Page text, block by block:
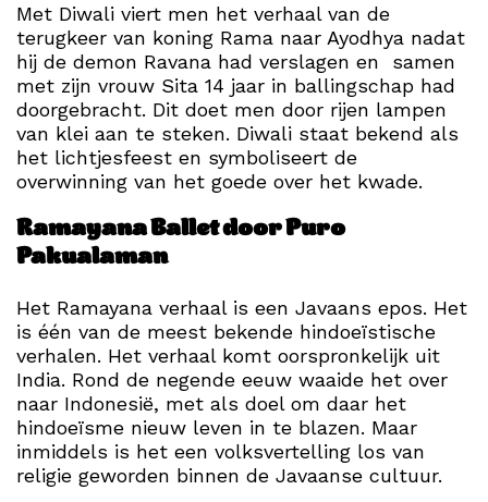
Met Diwali viert men het verhaal van de
terugkeer van koning Rama naar Ayodhya nadat
hij de demon Ravana had verslagen en samen
met zijn vrouw Sita 14 jaar in ballingschap had
doorgebracht. Dit doet men door rijen lampen
van klei aan te steken. Diwali staat bekend als
het lichtjesfeest en symboliseert de
overwinning van het goede over het kwade.
Ramayana Ballet door Puro
Pakualaman
Het Ramayana verhaal is een Javaans epos. Het
is één van de meest bekende hindoeïstische
verhalen. Het verhaal komt oorspronkelijk uit
India. Rond de negende eeuw waaide het over
naar Indonesië, met als doel om daar het
hindoeïsme nieuw leven in te blazen. Maar
inmiddels is het een volksvertelling los van
religie geworden binnen de Javaanse cultuur.